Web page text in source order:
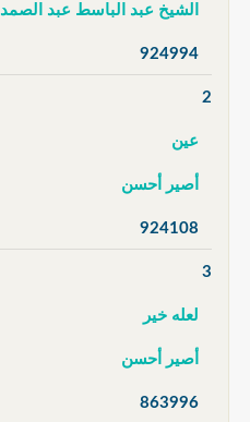
الشيخ عبد الباسط عبد الصمد
924994
2
عين
أصير أحسن
924108
3
لعله خير
أصير أحسن
863996